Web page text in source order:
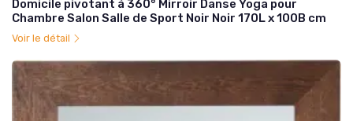
Domicile pivotant à 360° Mirroir Danse Yoga pour
Chambre Salon Salle de Sport Noir Noir 170L x 100B cm
Voir le détail